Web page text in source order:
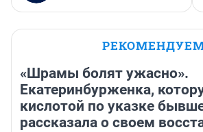
«Шрамы болят ужасно».
Екатеринбурженка,
кислотой по указке
рассказала о своем